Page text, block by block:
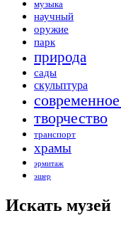
музыка
научный
оружие
парк
природа
сады
скульптура
творчество
транспорт
храмы
эрмитаж
эшер
Искать музей